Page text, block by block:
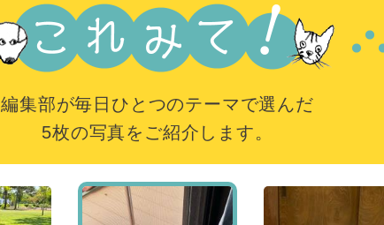
編集部が毎日ひとつのテーマで選んだ
5枚の写真をご紹介します。